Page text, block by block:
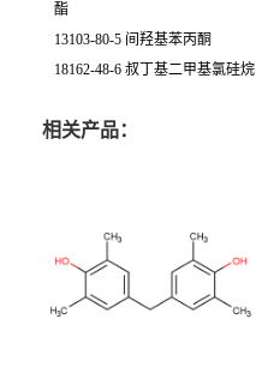
酯
13103-80-5 间羟基苯丙酮
18162-48-6 叔丁基二甲基氯硅烷
相关产品：